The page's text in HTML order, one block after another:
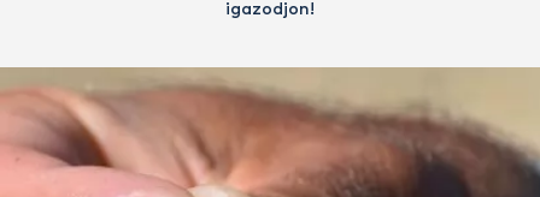
igazodjon!